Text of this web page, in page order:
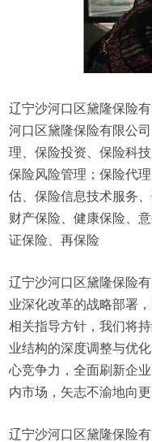
辽宁沙河口区黛隆保险
河口区黛隆保险有限公
理、保险投资、保险科
保险风险管理；保险代
估、保险信息技术服务
财产保险、健康保险、
证保险、再保险
辽宁沙河口区黛隆保险
业深化改革的战略部署
相关指导方针，我们将
业结构的深度调整与优
心竞争力，全面刷新企
内市场，矢志不渝地向
辽宁沙河口区黛隆保险